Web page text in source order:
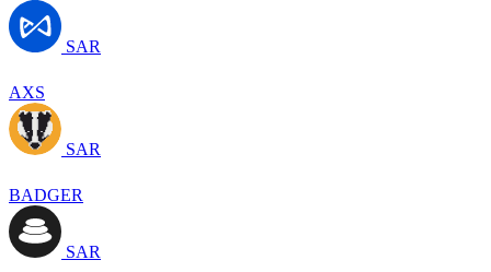
SAR
AXS
SAR
BADGER
SAR